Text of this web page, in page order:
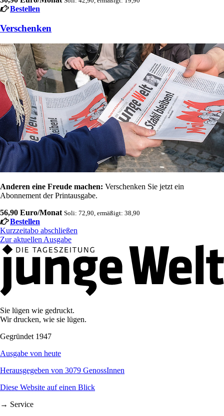
Bestellen
Verschenken
Anderen eine Freude machen: Verschenken Sie jetzt ein
Abonnement der Printausgabe.
56,90 Euro/Monat Soli: 72,90, ermäßigt: 38,90
Bestellen
Kurzzeitabo abschließen
Zur aktuellen Ausgabe
Sie lügen wie gedruckt.
Wir drucken, wie sie lügen.
Gegründet 1947
Ausgabe von heute
Herausgegeben von 3079 GenossInnen
Diese Website auf einen Blick
→ Service